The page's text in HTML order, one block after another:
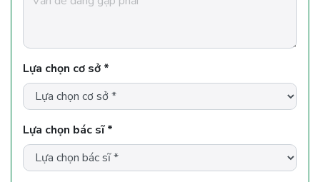
Lựa chọn cơ sở *
Lựa chọn bác sĩ *